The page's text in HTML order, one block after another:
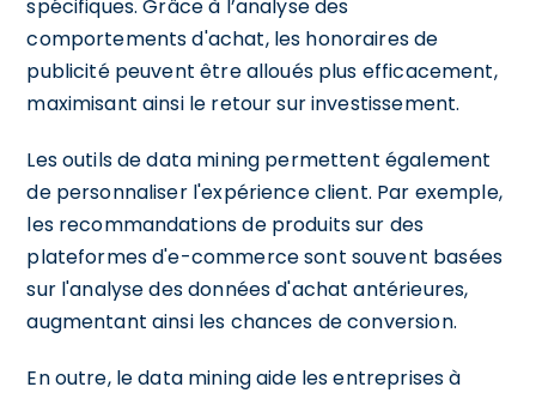
spécifiques. Grâce à l’analyse des
comportements d'achat, les honoraires de
publicité peuvent être alloués plus efficacement,
maximisant ainsi le retour sur investissement.
Les outils de data mining permettent également
de personnaliser l'expérience client. Par exemple,
les recommandations de produits sur des
plateformes d'e-commerce sont souvent basées
sur l'analyse des données d'achat antérieures,
augmentant ainsi les chances de conversion.
En outre, le data mining aide les entreprises à